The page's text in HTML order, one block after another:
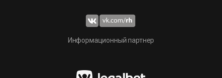
Информационный партнер